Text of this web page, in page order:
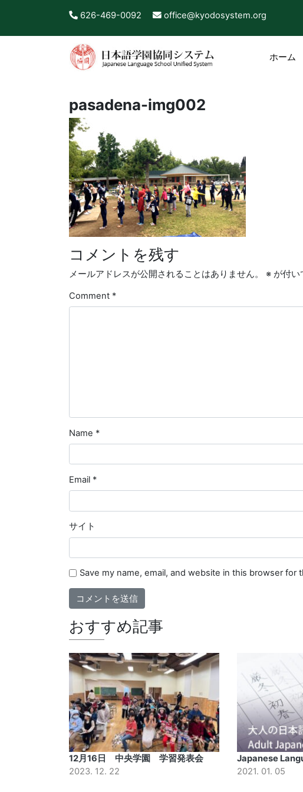
626-469-0092 office@kyodosystem.org
ホーム
pasadena-img002
コメントを残す
メールアドレスが公開されることはありません。 ※ が付い
Comment *
Name *
Email *
サイト
Save my name, email, and website in this browser for
おすすめ記事
12月16日 中央学園 学習発表会
2023. 12. 22
Japanese
2021. 01. 05